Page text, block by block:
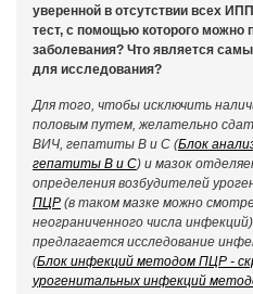
уверенной в отсутствии всех
тест, с помощью которого можно
заболевания? Что является
для исследования?
Для того, чтобы исключить
половым путем, желательно
ВИЧ, гепатиты В и С (Блок
гепатиты B и C) и мазок
определения возбудителей
ПЦР (в таком мазке можно
неограниченного числа
предлагается исследование
(Блок инфекций методом ПЦР -
урогенитальных инфекций